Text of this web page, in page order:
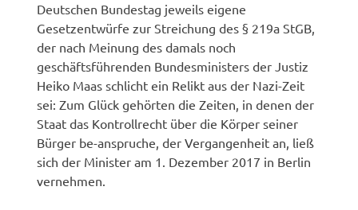
Deutschen Bundestag jeweils eigene
Gesetzentwürfe zur Streichung des § 219a StGB,
der nach Meinung des damals noch
geschäftsführenden Bundesministers der Justiz
Heiko Maas schlicht ein Relikt aus der Nazi-Zeit
sei: Zum Glück gehörten die Zeiten, in denen der
Staat das Kontrollrecht über die Körper seiner
Bürger be-anspruche, der Vergangenheit an, ließ
sich der Minister am 1. Dezember 2017 in Berlin
vernehmen.